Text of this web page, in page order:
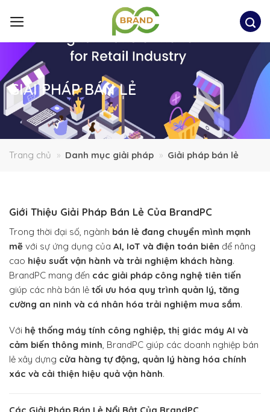
qua
GIẢI PHÁP BÁN LẺ
Trang chủ » Danh mục giải pháp » Giải pháp bán lẻ
Giới Thiệu Giải Pháp Bán Lẻ Của BrandPC
Trong thời đại số, ngành bán lẻ đang chuyển mình mạnh
mẽ với sự ứng dụng của AI, IoT và điện toán biên để nâng
cao hiệu suất vận hành và trải nghiệm khách hàng.
BrandPC mang đến các giải pháp công nghệ tiên tiến
giúp các nhà bán lẻ tối ưu hóa quy trình quản lý, tăng
cường an ninh và cá nhân hóa trải nghiệm mua sắm.
Với hệ thống máy tính công nghiệp, thị giác máy AI và
cảm biến thông minh, BrandPC giúp các doanh nghiệp bán
lẻ xây dựng cửa hàng tự động, quản lý hàng hóa chính
xác và cải thiện hiệu quả vận hành.